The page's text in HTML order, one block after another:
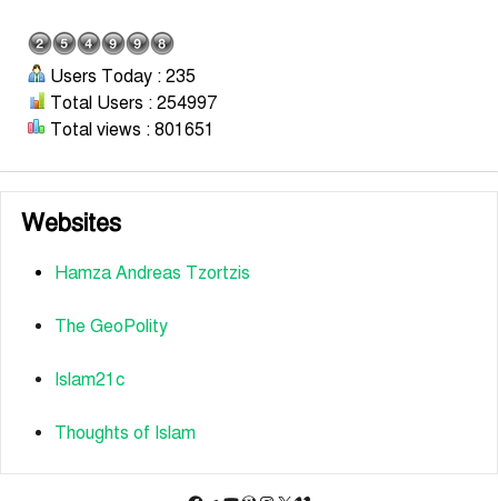
Users Today : 235
Total Users : 254997
Total views : 801651
Websites
Hamza Andreas Tzortzis
The GeoPolity
Islam21c
Thoughts of Islam